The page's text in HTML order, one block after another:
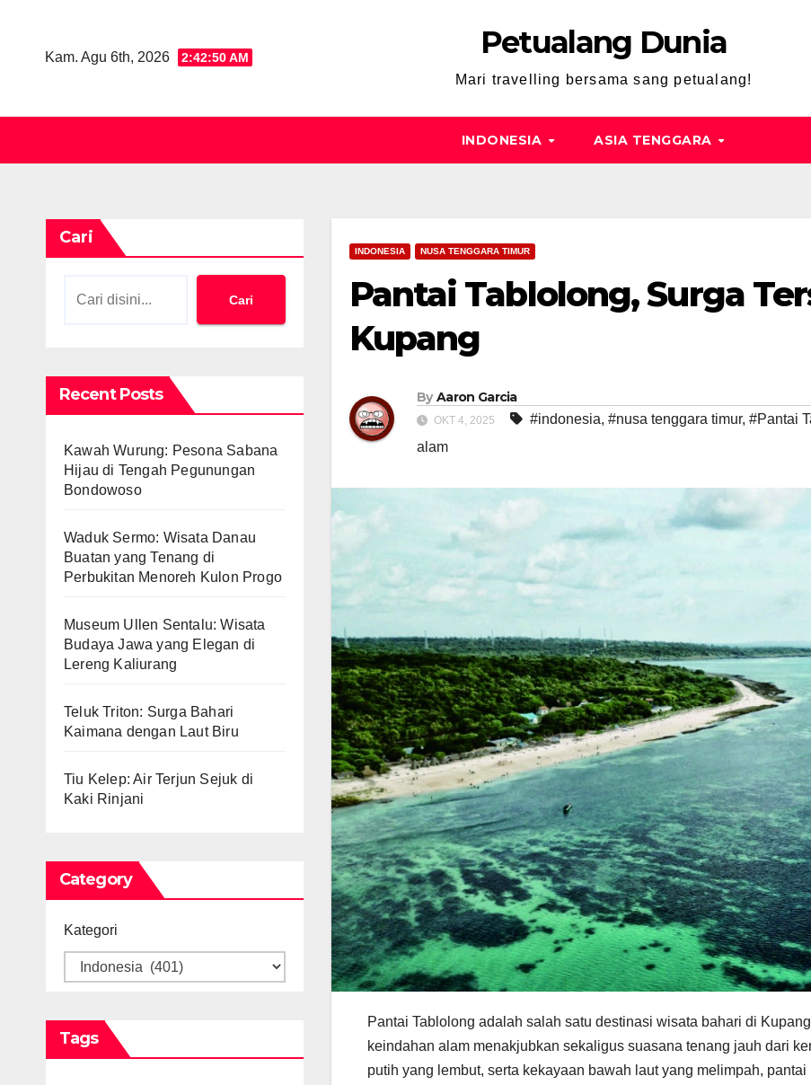
Kam. Agu 6th, 2026 2:42:52 AM Petualang Dunia
Mari travelling bersama sang petualang!
INDONESIA ASIA TENGGARA
Cari
Cari
Recent Posts
Kawah Wurung: Pesona Sabana
Hijau di Tengah Pegunungan
Bondowoso
Waduk Sermo: Wisata Danau
Buatan yang Tenang di
Perbukitan Menoreh Kulon Progo
Museum Ullen Sentalu: Wisata
Budaya Jawa yang Elegan di
Lereng Kaliurang
Teluk Triton: Surga Bahari
Kaimana dengan Laut Biru
Tiu Kelep: Air Terjun Sejuk di
Kaki Rinjani
Category
Kategori
Tags
INDONESIA NUSA TENGGARA TIMUR
Pantai Tablolong, Surga
Kupang
By Aaron Garcia
OKT 4, 2025 #indonesia, #nusa tenggara timur, #Pantai
alam
Pantai Tablolong adalah salah satu destinasi wisata bahari di
keindahan alam menakjubkan sekaligus suasana tenang jauh dari
putih yang lembut, serta kekayaan bawah laut yang melimpah,